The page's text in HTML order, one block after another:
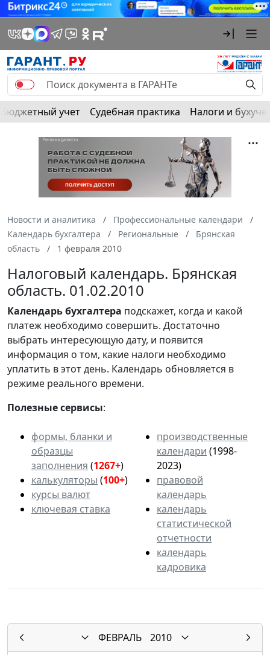
Бюджетный учет Судебная практика Налоги и
Новости и аналитика
Профессиональные календари
Календарь бухгалтера
Региональные
Брянская
область
1 февраля 2010
Налоговый календарь. Брянская
область. 01.02.2010
Календарьбухгалтера подскажет, когда и какой
платеж необходимо совершить. Достаточно
выбрать интересующую дату, и появится
информация о том, какие налоги необходимо
уплатить в этот день. Календарь обновляется в
режиме реального времени.
Полезные сервисы:
формы, бланки и
образцы
заполнения (1267+)
калькуляторы (100+)
курсы валют
ключевая ставка
производственные
календари (1998-
2023)
правовой
календарь
календарь
статистической
отчетности
календарь
кадровика
ФЕВРАЛЬ
2010